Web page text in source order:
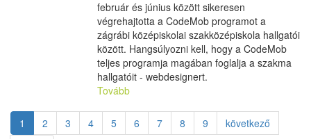
február és június között sikeresen
végrehajtotta a CodeMob programot a
zágrábi középiskolai szakközépiskola hallgatói
között. Hangsúlyozni kell, hogy a CodeMob
teljes programja magában foglalja a szakma
hallgatóit - webdesignert.
Tovább
1 2 3 4 5 6 7 8 9
következő